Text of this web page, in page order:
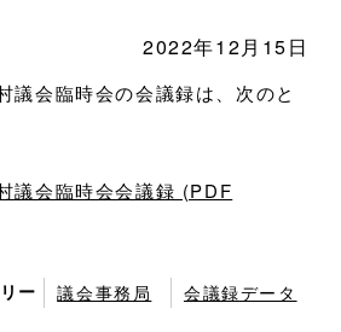
2022年12月15日
議会臨時会の会議録は、次のと
議会臨時会会議録 (PDF
ー 議会事務局 会議録データ